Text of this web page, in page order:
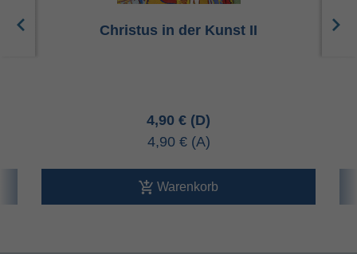
Christus in der Kunst II
4,90 €
4,90 €
Warenkorb